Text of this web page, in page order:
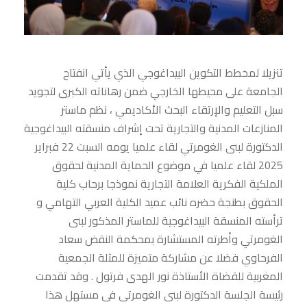
تنزيلا لمخطط التكوين البيداغوجي الذي يأتي انفتاح
الجامعة على محيطها الخارجي ضمن رهاناته الكبرى لتجويد
سبل التعليم والإرتقاء البحث الأكاديمي ، نظم ماستر
المنازعات المدنية والتجارية تحت إشراف منسقته البيداغوجية
الدكتورة لبنى الغومرتي لقاء علميا يومه السبت 22 فبراير
2025 لقاء علميا في موضوع الحماية المدنية لحقوق
الملكية الفكرية العلامة التجارية نموذجا برحاب كلية
الحقوق بطنجة حضره نائب عميد الكلية العربي التهامي و
ترأسته المنسقة البيداغوجية للماستر المذكور لبنى
الغومرتي وأطرته المستشارة بمحكمة النقض سعاد
الفرحاوي فضلا عن مشاركة متميزة للمثلة الجمعية
المغربية للقضاة الأستاذة نور الهدى فرتول . وقد تقدمت
رئيسة الجلسة الدكتورة لبنى الغومرتي في مستهل هذا